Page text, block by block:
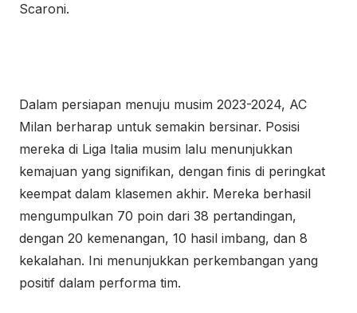
Scaroni.
Dalam persiapan menuju musim 2023-2024, AC
Milan berharap untuk semakin bersinar. Posisi
mereka di Liga Italia musim lalu menunjukkan
kemajuan yang signifikan, dengan finis di peringkat
keempat dalam klasemen akhir. Mereka berhasil
mengumpulkan 70 poin dari 38 pertandingan,
dengan 20 kemenangan, 10 hasil imbang, dan 8
kekalahan. Ini menunjukkan perkembangan yang
positif dalam performa tim.